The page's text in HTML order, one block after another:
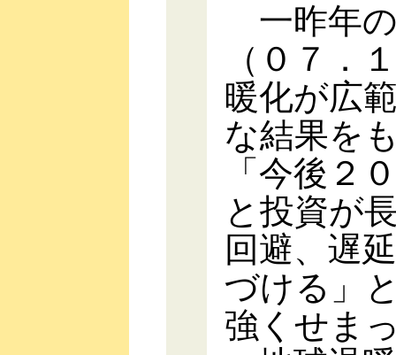
一昨年の
（０７．
暖化が広
な結果を
「今後２
と投資が
回避、遅
づける」
強くせま